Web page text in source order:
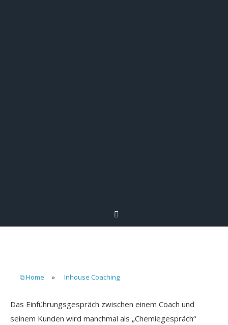
⧉ Home » Inhouse Coaching
Das Einführungsgespräch zwischen einem Coach und
seinem Kunden wird manchmal als „Chemiegespräch“